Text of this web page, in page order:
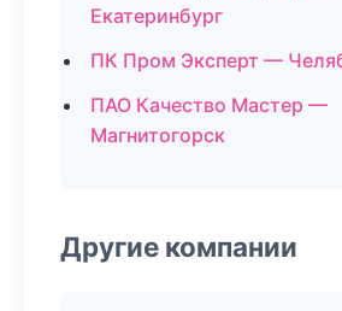
Екатеринбург
ПК Пром Эксперт —
ПАО Качество Мастер —
Магнитогорск
Другие компании